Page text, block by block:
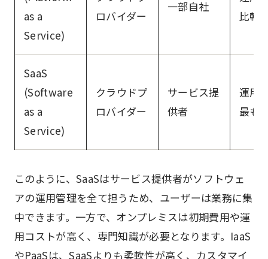
as a
Service)
ロバイダー
一部自社
比較
SaaS
(Software
as a
Service)
クラウドプ
ロバイダー
サービス提
供者
運用
最も
このように、SaaSはサービス提供者がソフトウェ
アの運用管理を全て担うため、ユーザーは業務に集
中できます。一方で、オンプレミスは初期費用や運
用コストが高く、専門知識が必要となります。IaaS
やPaaSは、SaaSよりも柔軟性が高く、カスタマイ